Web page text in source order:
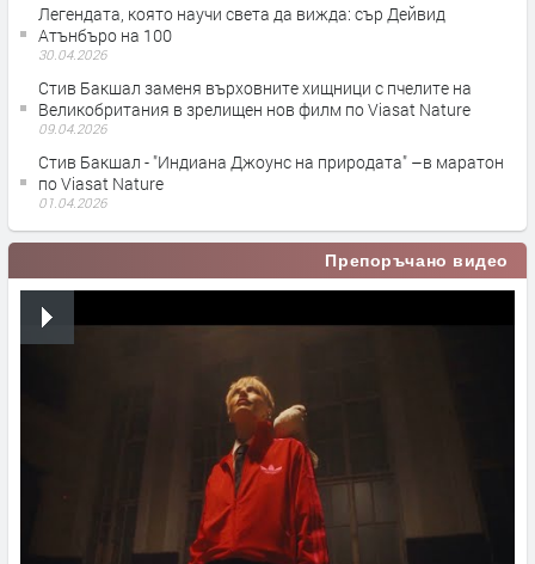
Легендата, която научи света да вижда: сър Дейвид
Атънбъро на 100
30.04.2026
Стив Бакшал заменя върховните хищници с пчелите на
Великобритания в зрелищен нов филм по Viasat Nature
09.04.2026
Стив Бакшал - "Индиана Джоунс на природата" –в маратон
по Viasat Nature
01.04.2026
Препоръчано видео